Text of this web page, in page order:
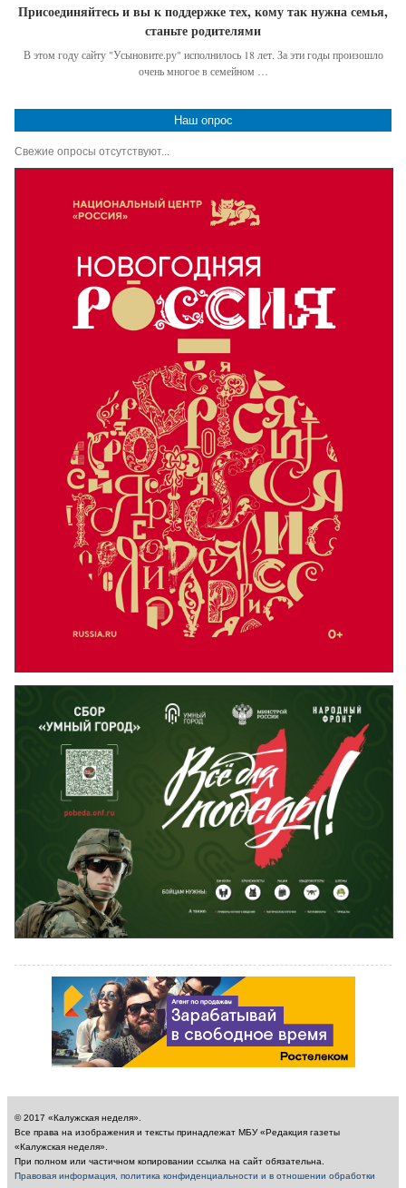
Присоединяйтесь и вы к поддержке тех, кому так нужна семья,
станьте родителями
В этом году сайту "Усыновите.ру" исполнилось 18 лет. За эти годы произошло
очень многое в семейном …
Наш опрос
Свежие опросы отсутствуют...
© 2017 «Калужская неделя».
Все права на изображения и тексты принадлежат МБУ «Редакция газеты
«Калужская неделя».
При полном или частичном копировании ссылка на сайт обязательна.
Правовая информация, политика конфиденциальности и в отношении обработки